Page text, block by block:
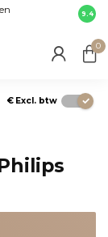
en
direct
9.4
0
€ Excl. btw